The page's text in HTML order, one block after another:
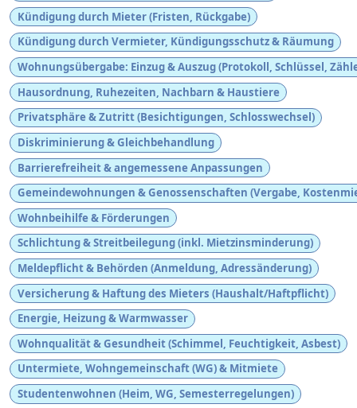
Kündigung durch Mieter (Fristen, Rückgabe)
Kündigung durch Vermieter, Kündigungsschutz & Räumung
Wohnungsübergabe: Einzug & Auszug (Protokoll, Schlüssel,
Hausordnung, Ruhezeiten, Nachbarn & Haustiere
Privatsphäre & Zutritt (Besichtigungen, Schlosswechsel)
Diskriminierung & Gleichbehandlung
Barrierefreiheit & angemessene Anpassungen
Gemeindewohnungen & Genossenschaften (Vergabe,
Wohnbeihilfe & Förderungen
Schlichtung & Streitbeilegung (inkl. Mietzinsminderung)
Meldepflicht & Behörden (Anmeldung, Adressänderung)
Versicherung & Haftung des Mieters (Haushalt/Haftpflicht)
Energie, Heizung & Warmwasser
Wohnqualität & Gesundheit (Schimmel, Feuchtigkeit, Asbest)
Untermiete, Wohngemeinschaft (WG) & Mitmiete
Studentenwohnen (Heim, WG, Semesterregelungen)